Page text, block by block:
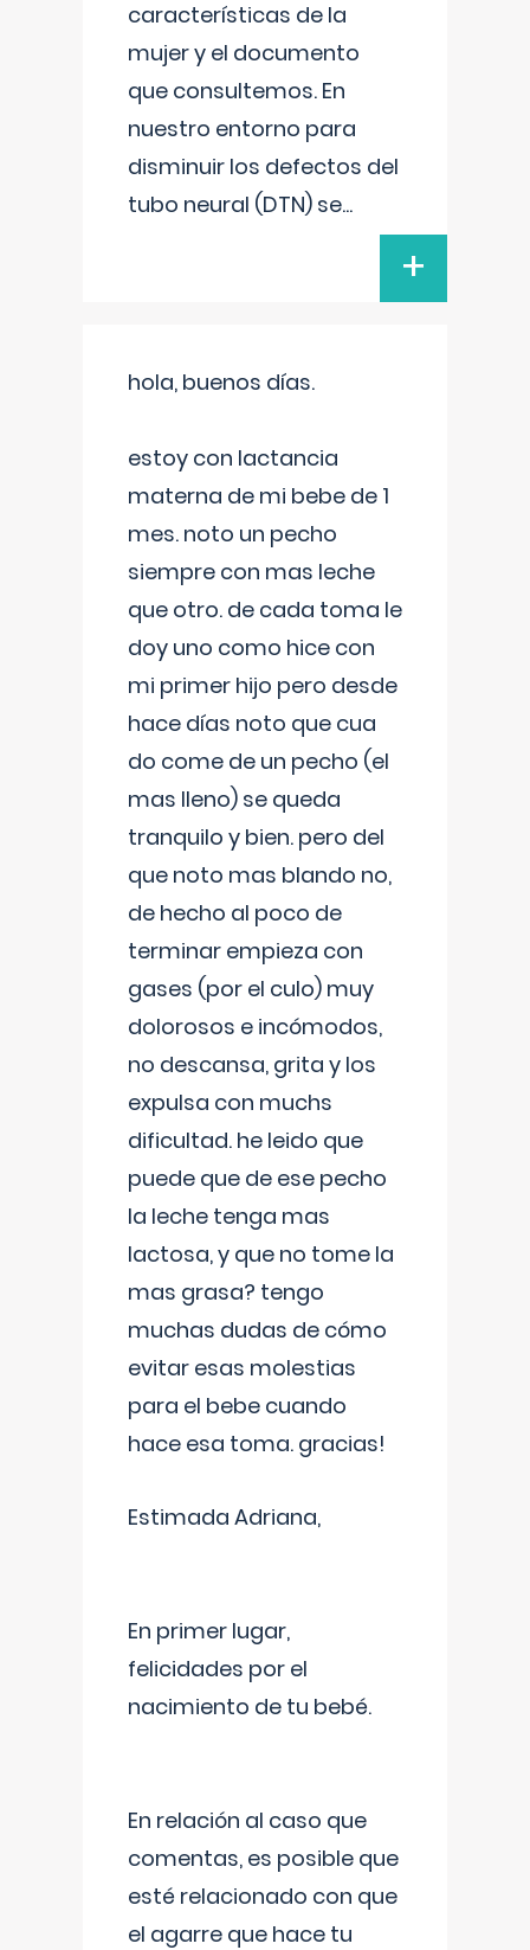
características de la
mujer y el documento
que consultemos. En
nuestro entorno para
disminuir los defectos del
tubo neural (DTN) se...
+
hola, buenos días.
estoy con lactancia
materna de mi bebe de 1
mes. noto un pecho
siempre con mas leche
que otro. de cada toma le
doy uno como hice con
mi primer hijo pero desde
hace días noto que cua
do come de un pecho (el
mas lleno) se queda
tranquilo y bien. pero del
que noto mas blando no,
de hecho al poco de
terminar empieza con
gases (por el culo) muy
dolorosos e incómodos,
no descansa, grita y los
expulsa con muchs
dificultad. he leido que
puede que de ese pecho
la leche tenga mas
lactosa, y que no tome la
mas grasa? tengo
muchas dudas de cómo
evitar esas molestias
para el bebe cuando
hace esa toma. gracias!
Estimada Adriana,
En primer lugar,
felicidades por el
nacimiento de tu bebé.
En relación al caso que
comentas, es posible que
esté relacionado con que
el agarre que hace tu